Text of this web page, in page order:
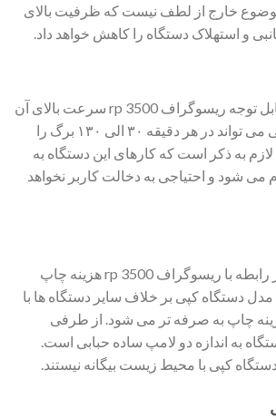
خارج از لطف نیست که ظرفیت بالای
و استهلاک دستگاه را کاهش خواهد داد.
یکی از ویژگی های قابل توجه ریسوگراف rp 3500 سرعت بالای آن
است. این دستگاه کپی می تواند در هر دقیقه ۳۰ الی ۱۳۰ برگ را
به ذکر است که کارهای این دستگاه به
می شود و احتیاجی به دخالت کاربر نخواهد
موضوع قابل توجه در رابطه با ریسوگراف rp 3500 هزینه چاپ
مدل دستگاه کپی بر خلاف سایر دستگاه ها با
چاپ به صرفه تر می شود. از طرفی
به اندازه دو لامپ ساده حبابی است.
کپی با محیط زیست بیگانه نیستند.